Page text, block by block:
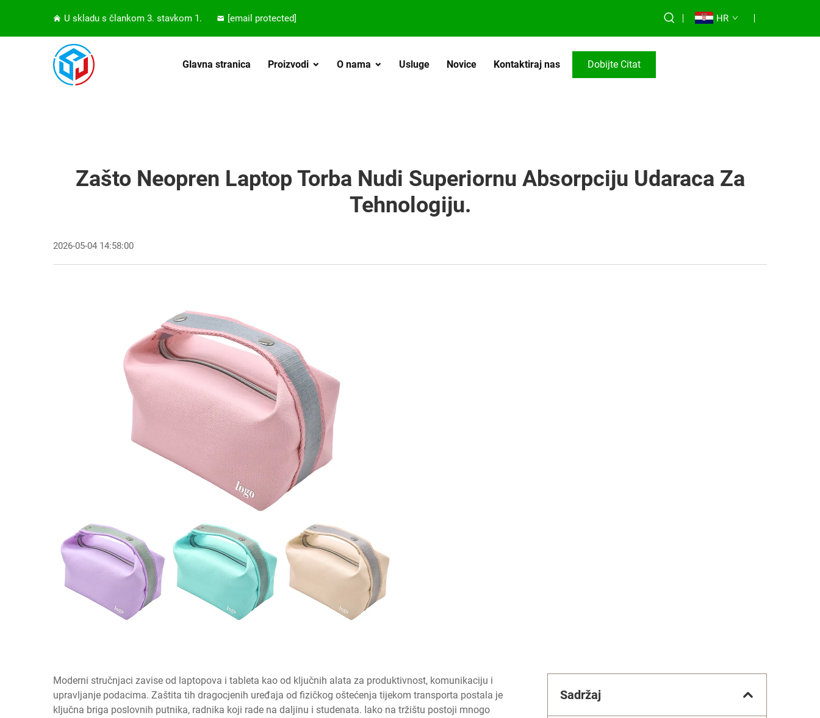
U skladu s člankom 3. stavkom 1. [email protected] HR
Glavna stranica Proizvodi O nama Usluge Novice Kontaktiraj nas Dobijte Citat
Zašto Neopren Laptop Torba Nudi Superiornu Absorpciju Udaraca Za
Tehnologiju.
2026-05-04 14:58:00
Moderni stručnjaci zavise od laptopova i tableta kao od ključnih alata za produktivnost, komunikaciju i
upravljanje podacima. Zaštita tih dragocjenih uređaja od fizičkog oštećenja tijekom transporta postala je
ključna briga poslovnih putnika, radnika koji rade na daljinu i studenata. Iako na tržištu postoji mnogo
Sadržaj